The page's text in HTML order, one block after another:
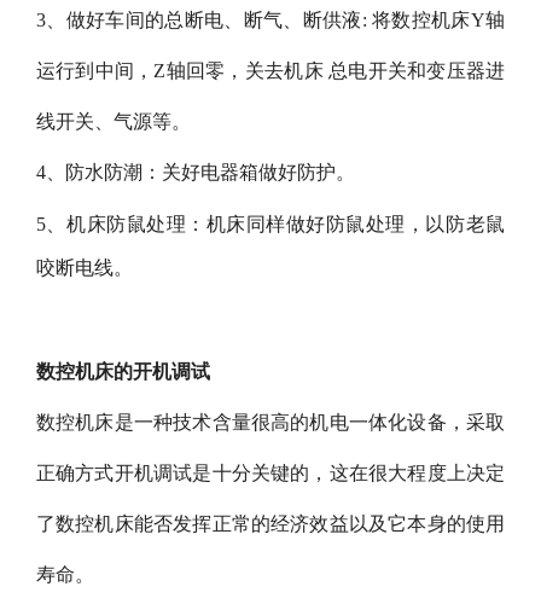
3、做好车间的总断电、断气、断供液: 将数控机床Y轴
运行到中间，Z轴回零，关去机床 总电开关和变压器进
线开关、气源等。
4、防水防潮：关好电器箱做好防护。
5、机床防鼠处理：机床同样做好防鼠处理，以防老鼠
咬断电线。
数控机床的开机调试
数控机床是一种技术含量很高的机电一体化设备，采取
正确方式开机调试是十分关键的，这在很大程度上决定
了数控机床能否发挥正常的经济效益以及它本身的使用
寿命。